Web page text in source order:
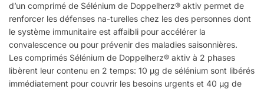
d’un comprimé de Sélénium de Doppelherz® aktiv permet de
renforcer les défenses na-turelles chez les des personnes dont
le système immunitaire est affaibli pour accélérer la
convalescence ou pour prévenir des maladies saisonnières.
Les comprimés Sélénium de Doppelherz® aktiv à 2 phases
libèrent leur contenu en 2 temps: 10 µg de sélénium sont libérés
immédi­atement pour couvrir les besoins urgents et 40 µg de